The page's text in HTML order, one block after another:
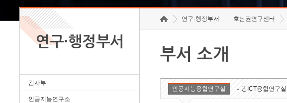
연구·행정부서
감사부
인공지능연구소
연구·행정부서 호남권연구센터
부서 소개
인공지능융합연구실 광ICT융합연구실